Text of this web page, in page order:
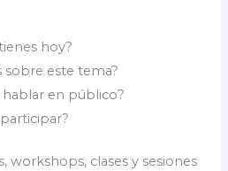
hoy?
sobre este tema?
hablar en público?
workshops, clases y sesiones